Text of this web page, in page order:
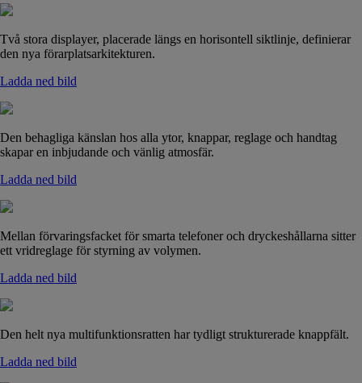
Två stora displayer, placerade längs en horisontell siktlinje, definierar
den nya förarplatsarkitekturen.
Ladda ned bild
Den behagliga känslan hos alla ytor, knappar, reglage och handtag
skapar en inbjudande och vänlig atmosfär.
Ladda ned bild
Mellan förvaringsfacket för smarta telefoner och dryckeshållarna sitter
ett vridreglage för styrning av volymen.
Ladda ned bild
Den helt nya multifunktionsratten har tydligt strukturerade knappfält.
Ladda ned bild